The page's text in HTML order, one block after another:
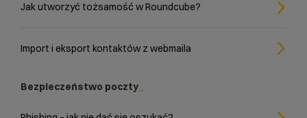
Jak utworzyć tożsamość w Roundcube?
Import i eksport kontaktów z webmaila
Bezpieczeństwo poczty